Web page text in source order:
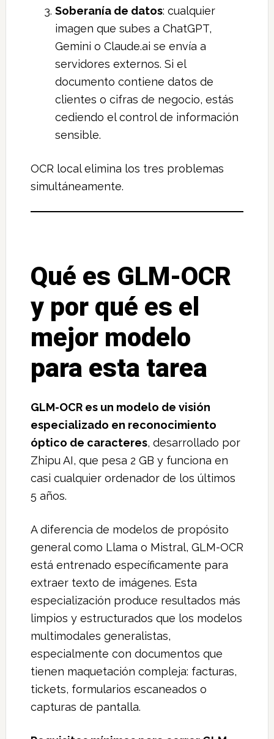
Soberanía de datos: cualquier
imagen que subes a ChatGPT,
Gemini o Claude.ai se envía a
servidores externos. Si el
documento contiene datos de
clientes o cifras de negocio, estás
cediendo el control de información
sensible.
OCR local elimina los tres problemas
simultáneamente.
Qué es GLM-OCR
y por qué es el
mejor modelo
para esta tarea
GLM-OCR es un modelo de visión
especializado en reconocimiento
óptico de caracteres, desarrollado por
Zhipu AI, que pesa 2 GB y funciona en
casi cualquier ordenador de los últimos
5 años.
A diferencia de modelos de propósito
general como Llama o Mistral, GLM-OCR
está entrenado específicamente para
extraer texto de imágenes. Esta
especialización produce resultados más
limpios y estructurados que los modelos
multimodales generalistas,
especialmente con documentos que
tienen maquetación compleja: facturas,
tickets, formularios escaneados o
capturas de pantalla.